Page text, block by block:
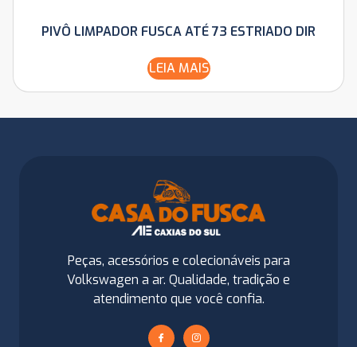
PIVÔ LIMPADOR FUSCA ATÉ 73 ESTRIADO DIR
LEIA MAIS
Peças, acessórios e colecionáveis para
Volkswagen a ar. Qualidade, tradição e
atendimento que você confia.